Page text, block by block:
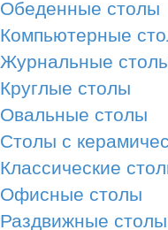
Обеденные столы
Компьютерные
Журнальные
Круглые столы
Овальные столы
Столы с
Классические
Офисные столы
Раздвижные столы